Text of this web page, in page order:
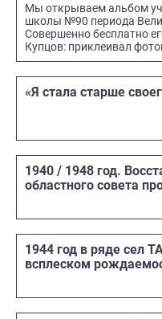
Мы открываем альбом
школы №90 пери­ода
Совершенно бесплатно
Купцов: прикле­ивал
«Я стала старше
1940 / 1948 год.
областного совета
1944 год в ряде сел
всплеском